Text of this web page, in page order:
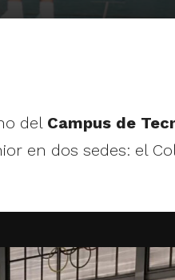
del Campus de
en dos sedes: el